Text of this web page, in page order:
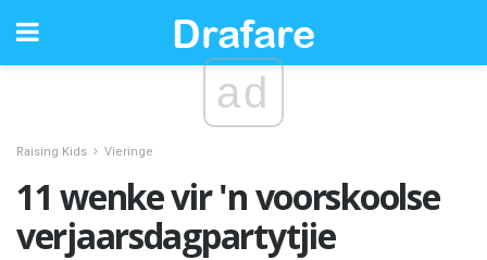
ad
Raising Kids Vieringe
11 wenke vir 'n voorskoolse
verjaarsdagpartytjie